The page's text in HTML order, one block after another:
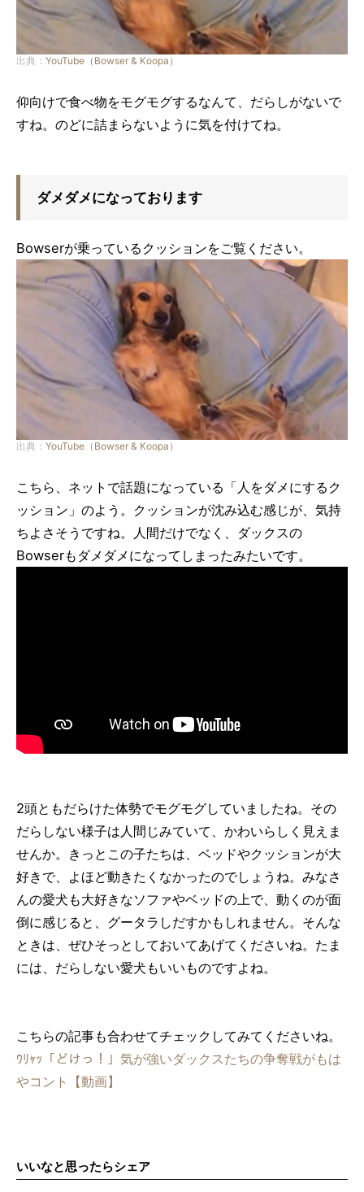
出典： YouTube（Bowser & Koopa）
仰向けで食べ物をモグモグするなんて、だらしがないで
すね。のどに詰まらないように気を付けてね。
ダメダメになっております
Bowserが乗っているクッションをご覧ください。
出典： YouTube（Bowser & Koopa）
こちら、ネットで話題になっている「人をダメにするク
ッション」のよう。クッションが沈み込む感じが、気持
ちよさそうですね。人間だけでなく、ダックスの
Bowserもダメダメになってしまったみたいです。
2頭ともだらけた体勢でモグモグしていましたね。その
だらしない様子は人間じみていて、かわいらしく見えま
せんか。きっとこの子たちは、ベッドやクッションが大
好きで、よほど動きたくなかったのでしょうね。みなさ
んの愛犬も大好きなソファやベッドの上で、動くのが面
倒に感じると、グータラしだすかもしれません。そんな
ときは、ぜひそっとしておいてあげてくださいね。たま
には、だらしない愛犬もいいものですよね。
こちらの記事も合わせてチェックしてみてくださいね。
ｳﾘｬｯ「どけっ！」気が強いダックスたちの争奪戦がもは
やコント【動画】
いいなと思ったらシェア